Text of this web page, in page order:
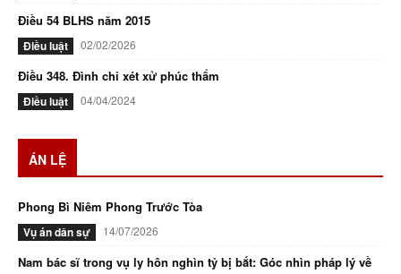
Điều 54 BLHS năm 2015
Điều luật 02/02/2026
Điều 348. Đình chỉ xét xử phúc thẩm
Điều luật 04/04/2024
ÁN LỆ
Phong Bì Niêm Phong Trước Tòa
Vụ án dân sự 14/07/2026
Nam bác sĩ trong vụ ly hôn nghìn tỷ bị bắt: Góc nhìn pháp lý về